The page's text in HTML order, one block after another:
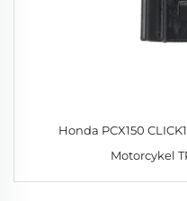
Honda PCX150
Motorcykel